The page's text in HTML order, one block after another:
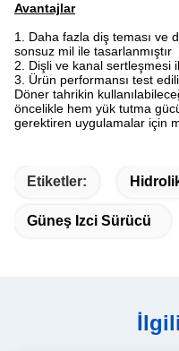
Avantajlar
1. Daha fazla diş teması ve
sonsuz mil ile tasarlanmıştır
2. Dişli ve kanal sertleşmesi
3. Ürün performansı test
Döner tahrikin
öncelikle hem yük tutma
gerektiren uygulamalar için
Etiketler:
Güneş Izci Sürücü